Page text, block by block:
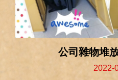
公司雜物堆
2022-